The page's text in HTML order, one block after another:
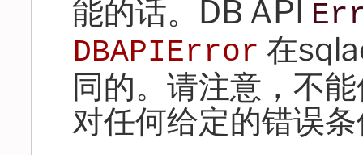
能的话。DB API
DBAPIError 在
同的。请注意，不
对任何给定的错误